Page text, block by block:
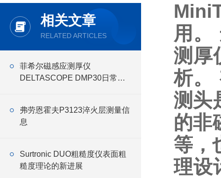
相关文章
RELATED ARTICLES
菲希尔磁感应测厚仪
DELTASCOPE DMP30日常维
弗劳恩霍夫P3123淬火层测量信
息
Surtronic DUO粗糙度仪表面粗
糙度理论的新进展
用。
测厚
析。
测头
的非
等，
理设